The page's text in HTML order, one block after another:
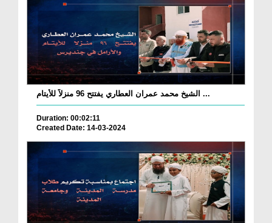
الشيخ محمد عمران العطاري يفتتح 96 منزلاً للأيتام ...
Duration: 00:02:11
Created Date: 14-03-2024